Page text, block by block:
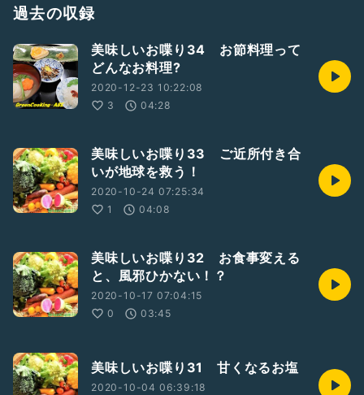
過去の収録
美味しいお喋り34 お節料理って
どんなお料理?
2020-12-23 10:22:08
3
04:28
美味しいお喋り33 ご近所付き合
いが地球を救う！
2020-10-24 07:25:34
1
04:08
美味しいお喋り32 お食事変える
と、風邪ひかない！？
2020-10-17 07:04:15
0
03:45
美味しいお喋り31 甘くなるお塩
2020-10-04 06:39:18